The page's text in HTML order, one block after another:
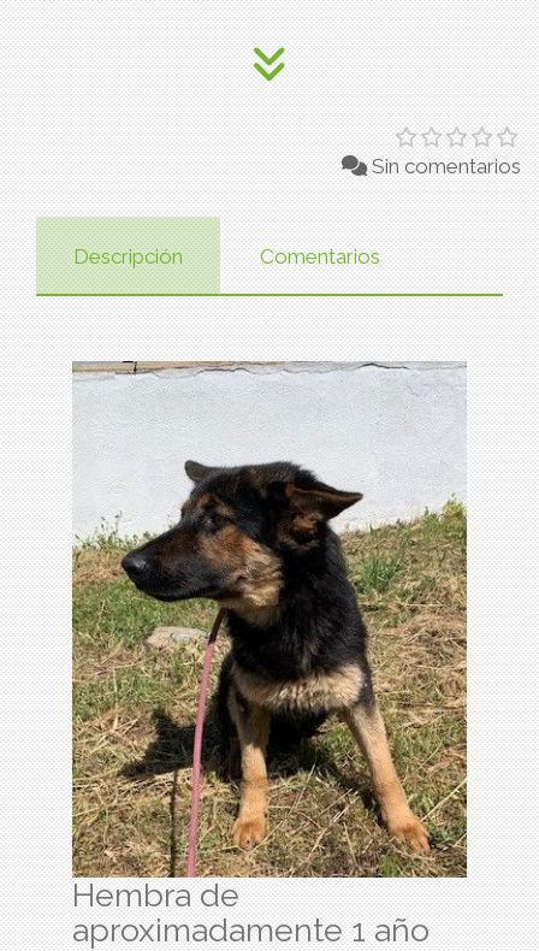
Sin comentarios
Descripción Comentarios
Hembra de
aproximadamente 1 año